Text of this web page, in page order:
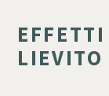
LIEVITO